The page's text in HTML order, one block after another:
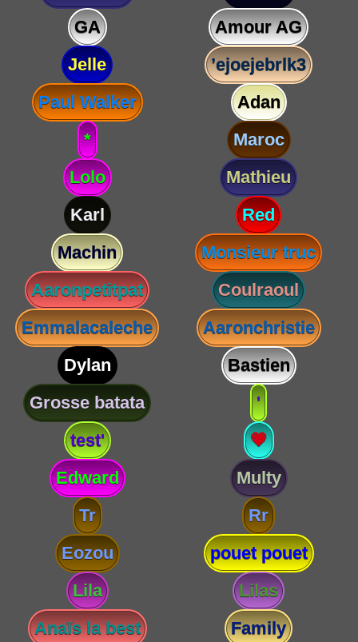
GA
Amour AG
Jelle
’ejoejebrlk3
Paul Walker
Adan
*
Maroc
Lolo
Mathieu
Karl
Red
Machin
Monsieur truc
Aaronpetitpat
Coulraoul
Emmalacaleche
Aaronchristie
Dylan
Bastien
Grosse batata
'
test'
💗
Edward
Multy
Tr
Rr
Eozou
pouet pouet
Lila
Lilas
Anaïs la best
Family